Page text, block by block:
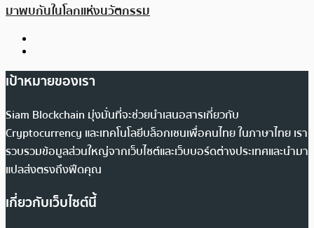
มาพบกันในโลกแห่งนวัตกรรม
เป้าหมายของเรา
Siam Blockchain มุ่งมั่นที่จะช่วยนำเสนอสารเกี่ยวกับ
Cryptocurrency และเทคโนโลยีบล็อกเชนเพื่อคนไทย ในภาษาไทย เรา
รวบรวมข้อมูลส่วนใหญ่จากเว็บไซต์และเว็บบอร์ดต่างประเทศและนำมา
แปลส่งตรงถึงฟีดคุณ
เกี่ยวกับเว็บไซต์นี้